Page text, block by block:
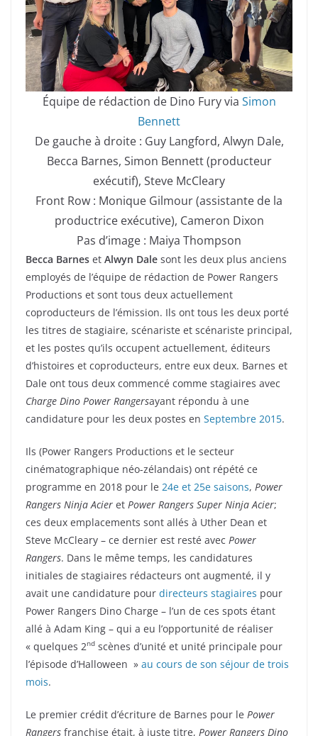
Équipe de rédaction de Dino Fury via Simon
Bennett
De gauche à droite : Guy Langford, Alwyn Dale,
Becca Barnes, Simon Bennett (producteur
exécutif), Steve McCleary
Front Row : Monique Gilmour (assistante de la
productrice exécutive), Cameron Dixon
Pas d’image : Maiya Thompson
Becca Barnes et Alwyn Dale sont les deux plus anciens
employés de l’équipe de rédaction de Power Rangers
Productions et sont tous deux actuellement
coproducteurs de l’émission. Ils ont tous les deux porté
les titres de stagiaire, scénariste et scénariste principal,
et les postes qu’ils occupent actuellement, éditeurs
d’histoires et coproducteurs, entre eux deux. Barnes et
Dale ont tous deux commencé comme stagiaires avec
Charge Dino Power Rangersayant répondu à une
candidature pour les deux postes en Septembre 2015.
Ils (Power Rangers Productions et le secteur
cinématographique néo-zélandais) ont répété ce
programme en 2018 pour le 24e et 25e saisons, Power
Rangers Ninja Acier et Power Rangers Super Ninja Acier;
ces deux emplacements sont allés à Uther Dean et
Steve McCleary – ce dernier est resté avec Power
Rangers. Dans le même temps, les candidatures
initiales de stagiaires rédacteurs ont augmenté, il y
avait une candidature pour directeurs stagiaires pour
Power Rangers Dino Charge – l’un de ces spots étant
allé à Adam King – qui a eu l’opportunité de réaliser
« quelques 2nd scènes d’unité et unité principale pour
l’épisode d’Halloween » au cours de son séjour de trois
mois.
Le premier crédit d’écriture de Barnes pour le Power
Rangers franchise était, à juste titre, Power Rangers Dino